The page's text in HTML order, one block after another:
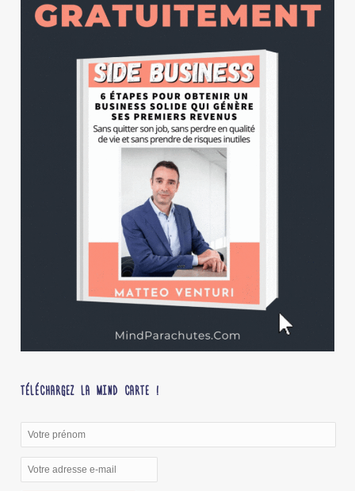
TÉLÉCHARGEZ LA MIND CARTE !